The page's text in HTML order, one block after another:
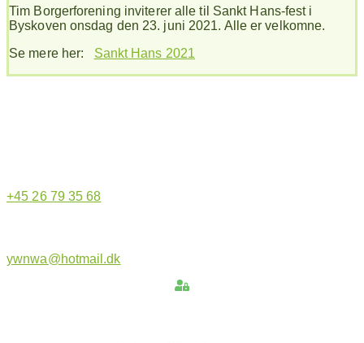
Tim Borgerforening inviterer alle til Sankt Hans-fest i
Byskoven onsdag den 23. juni 2021. Alle er velkomne.
Se mere her: Sankt Hans 2021
+45 26 79 35 68
ywnwa@hotmail.dk